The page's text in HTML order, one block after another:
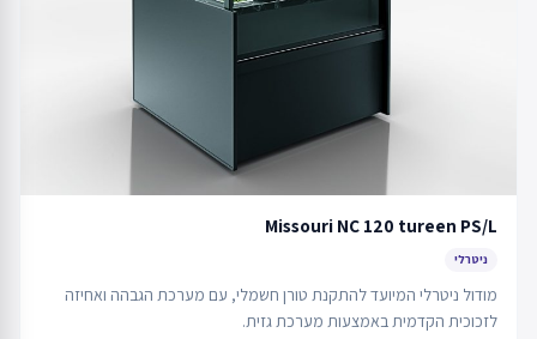
Missouri NC 120 tureen PS/L
ניטרלי
מודול ניטרלי המיועד להתקנת טורן חשמלי, עם מערכת הגבהה ואחיזה
לזכוכית הקדמית באמצעות מערכת גזית.